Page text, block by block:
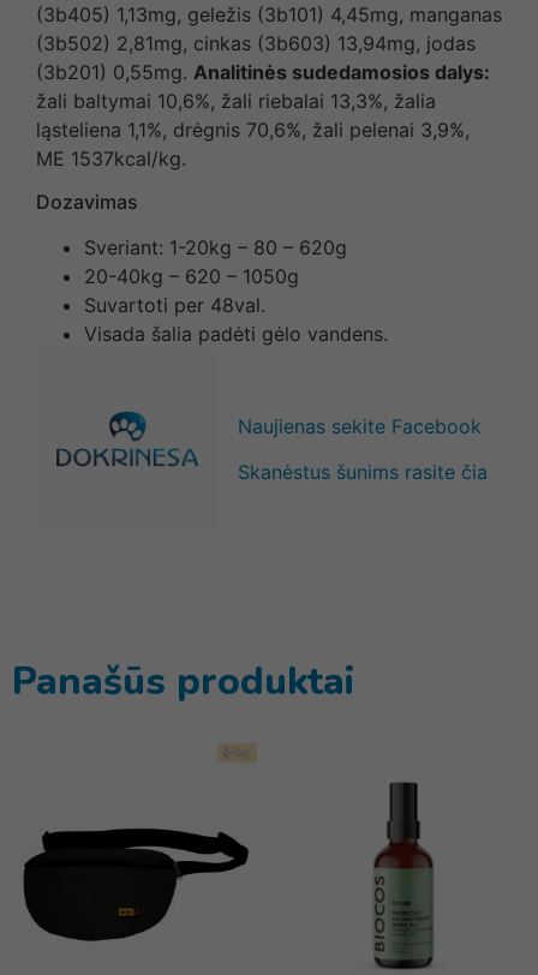
(3b405) 1,13mg, geležis (3b101) 4,45mg, manganas
(3b502) 2,81mg, cinkas (3b603) 13,94mg, jodas
(3b201) 0,55mg. Analitinės sudedamosios dalys:
žali baltymai 10,6%, žali riebalai 13,3%, žalia
ląsteliena 1,1%, drėgnis 70,6%, žali pelenai 3,9%,
ME 1537kcal/kg.
Dozavimas
Sveriant: 1-20kg – 80 – 620g
20-40kg – 620 – 1050g
Suvartoti per 48val.
Visada šalia padėti gėlo vandens.
Naujienas sekite Facebook
Skanėstus šunims rasite čia
Panašūs produktai